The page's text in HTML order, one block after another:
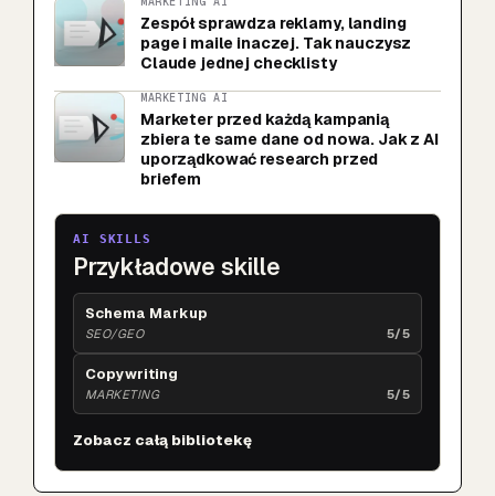
Zespół sprawdza reklamy, landing
page i maile inaczej. Tak nauczysz
Claude jednej checklisty
MARKETING AI
Marketer przed każdą kampanią
zbiera te same dane od nowa. Jak z AI
uporządkować research przed
briefem
AI SKILLS
Przykładowe skille
Schema Markup
SEO/GEO 5/5
Copywriting
MARKETING 5/5
Zobacz całą bibliotekę